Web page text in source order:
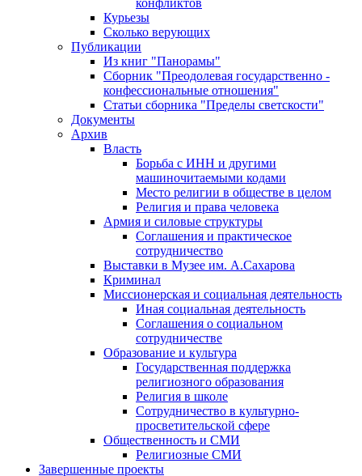
конфликтов
Курьезы
Сколько верующих
Публикации
Из книг "Панорамы"
Сборник "Преодолевая государственно -
конфессиональные отношения"
Статьи сборника "Пределы светскости"
Документы
Архив
Власть
Борьба с ИНН и другими
машиночитаемыми кодами
Место религии в обществе в целом
Религия и права человека
Армия и силовые структуры
Соглашения и практическое
сотрудничество
Выставки в Музее им. А.Сахарова
Криминал
Миссионерская и социальная деятельность
Иная социальная деятельность
Соглашения о социальном
сотрудничестве
Образование и культура
Государственная поддержка
религиозного образования
Религия в школе
Сотрудничество в культурно-
просветительской сфере
Общественность и СМИ
Религиозные СМИ
Завершенные проекты